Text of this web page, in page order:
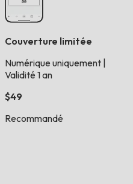
Couverture limitée
Numérique uniquement
Validité 1 an
$49
Recommandé